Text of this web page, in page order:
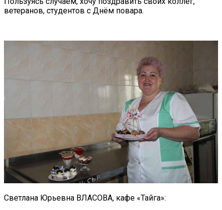
ветеранов, студентов с Днём повара.
Светлана Юрьевна ВЛАСОВА, кафе «Тайга»: